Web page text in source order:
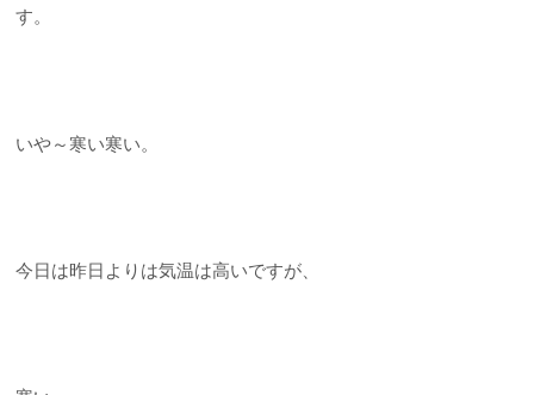
す。
いや～寒い寒い。
今日は昨日よりは気温は高いですが、